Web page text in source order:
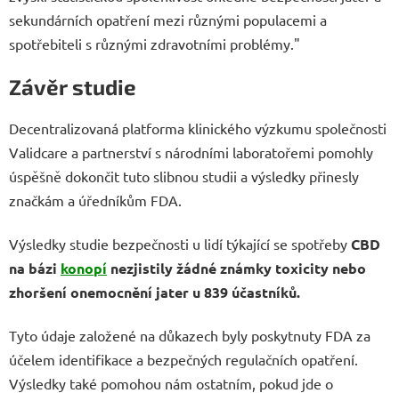
sekundárních opatření mezi různými populacemi a
spotřebiteli s různými zdravotními problémy."
Závěr studie
Decentralizovaná platforma klinického výzkumu společnosti
Validcare a partnerství s národními laboratořemi pomohly
úspěšně dokončit tuto slibnou studii a výsledky přinesly
značkám a úředníkům FDA.
Výsledky studie bezpečnosti u lidí týkající se spotřeby CBD
na bázi konopí nezjistily žádné známky toxicity nebo
zhoršení onemocnění jater u 839 účastníků.
Tyto údaje založené na důkazech byly poskytnuty FDA za
účelem identifikace a bezpečných regulačních opatření.
Výsledky také pomohou nám ostatním, pokud jde o